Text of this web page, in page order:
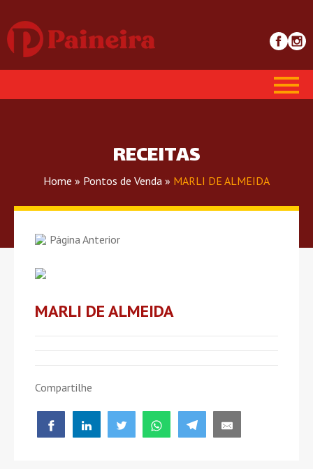
RECEITAS
Home » Pontos de Venda » MARLI DE ALMEIDA
Página Anterior
MARLI DE ALMEIDA
Compartilhe